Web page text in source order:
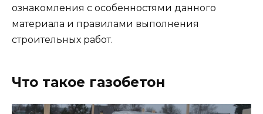
ознакомления с особенностями данного
материала и правилами выполнения
строительных работ.
Что такое газобетон